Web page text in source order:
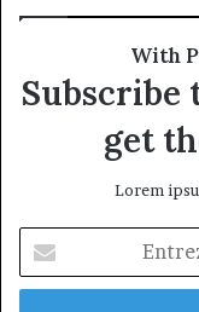
With
get
Lorem
votre
adresse